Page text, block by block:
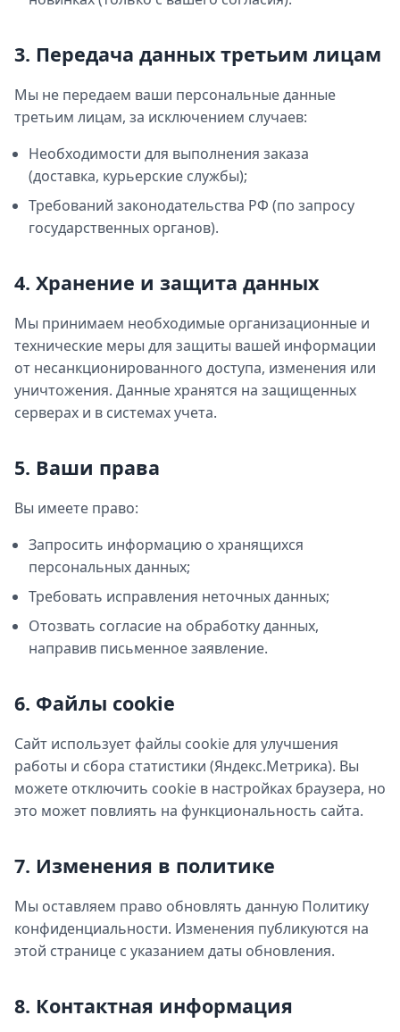
3. Передача данных третьим лицам
Мы не передаем ваши персональные данные
третьим лицам, за исключением случаев:
Необходимости для выполнения заказа
(доставка, курьерские службы);
Требований законодательства РФ (по запросу
государственных органов).
4. Хранение и защита данных
Мы принимаем необходимые организационные и
технические меры для защиты вашей информации
от несанкционированного доступа, изменения или
уничтожения. Данные хранятся на защищенных
серверах и в системах учета.
5. Ваши права
Вы имеете право:
Запросить информацию о хранящихся
персональных данных;
Требовать исправления неточных данных;
Отозвать согласие на обработку данных,
направив письменное заявление.
6. Файлы cookie
Сайт использует файлы cookie для улучшения
работы и сбора статистики (Яндекс.Метрика). Вы
можете отключить cookie в настройках браузера, но
это может повлиять на функциональность сайта.
7. Изменения в политике
Мы оставляем право обновлять данную Политику
конфиденциальности. Изменения публикуются на
этой странице с указанием даты обновления.
8. Контактная информация